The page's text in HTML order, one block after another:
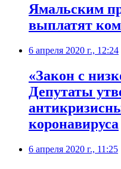
Ямальским
выплатят
6 апреля 2020 г., 12:24
«Закон с
Депутаты
коронавируса
6 апреля 2020 г., 11:25